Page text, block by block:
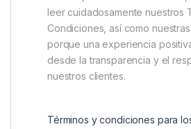
leer cuidadosamente nuestros
Condiciones, así como nuestras
porque una experiencia
desde la transparencia y el
nuestros clientes.
Términos y condiciones para